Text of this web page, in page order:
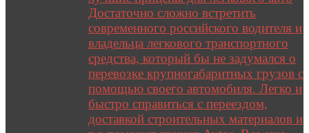
Достаточно сложно встретить
современного российского водителя и
владельца легкового транспортного
средства, который бы не задумался о
перевозке крупногабаритных грузов с
помощью своего автомобиля. Легко и
быстро справиться с переездом,
доставкой строительных материалов и